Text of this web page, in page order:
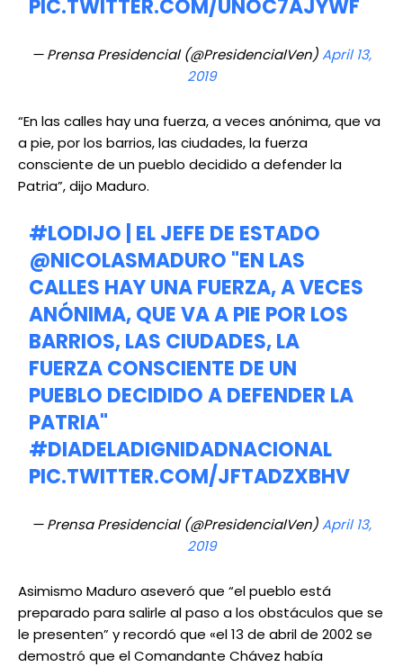
PIC.TWITTER.COM/UNOC7AJYWF
— Prensa Presidencial (@PresidencialVen)April 13,
2019
“En las calles hay una fuerza, a veces anónima, que va
a pie, por los barrios, las ciudades, la fuerza
consciente de un pueblo decidido a defender la
Patria”, dijo Maduro.
#LODIJO | EL JEFE DE ESTADO
@NICOLASMADURO "EN LAS
CALLES HAY UNA FUERZA, A VECES
ANÓNIMA, QUE VA A PIE POR LOS
BARRIOS, LAS CIUDADES, LA
FUERZA CONSCIENTE DE UN
PUEBLO DECIDIDO A DEFENDER LA
PATRIA"
#DIADELADIGNIDADNACIONAL
PIC.TWITTER.COM/JFTADZXBHV
— Prensa Presidencial (@PresidencialVen)April 13,
2019
Asimismo Maduro aseveró que “el pueblo está
preparado para salirle al paso a los obstáculos que se
le presenten” y recordó que «el 13 de abril de 2002 se
demostró que el Comandante Chávez había